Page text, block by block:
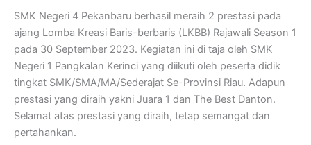
SMK Negeri 4 Pekanbaru berhasil meraih 2 prestasi pada
ajang Lomba Kreasi Baris-berbaris (LKBB) Rajawali Season 1
pada 30 September 2023. Kegiatan ini di taja oleh SMK
Negeri 1 Pangkalan Kerinci yang diikuti oleh peserta didik
tingkat SMK/SMA/MA/Sederajat Se-Provinsi Riau. Adapun
prestasi yang diraih yakni Juara 1 dan The Best Danton.
Selamat atas prestasi yang diraih, tetap semangat dan
pertahankan.